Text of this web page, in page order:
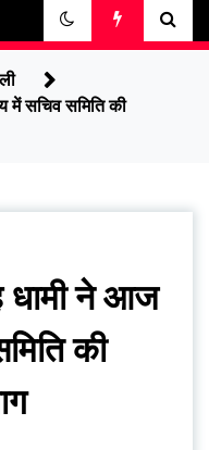
में सचिव समिति की
धामी ने आज
की